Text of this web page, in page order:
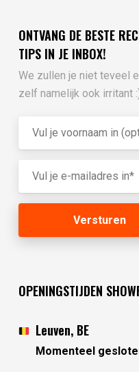
ONTVANG DE BESTE
TIPS IN JE INBOX!
We zullen je niet teveel
zelf namelijk ook irritant
OPENINGSTIJDEN
Leuven, BE
Momenteel